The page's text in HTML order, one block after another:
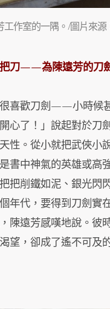
工作室的一隅。/圖片來源
刀——為陳遠芳的刀
很喜歡刀劍——小時候
心了！」說起對於刀
性。從小就把武俠小
書中神氣的英雄或高
把削鐵如泥、銀光閃
年代，要得到刀劍實
陳遠芳感嘆地說。彼
望，卻成了遙不可及